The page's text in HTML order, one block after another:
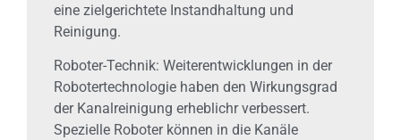
eine zielgerichtete Instandhaltung und
Reinigung.
Roboter-Technik: Weiterentwicklungen in der
Robotertechnologie haben den Wirkungsgrad
der Kanalreinigung erheblichr verbessert.
Spezielle Roboter können in die Kanäle